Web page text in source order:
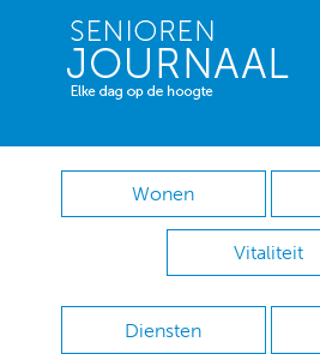
Wonen
Vitaliteit
Diensten